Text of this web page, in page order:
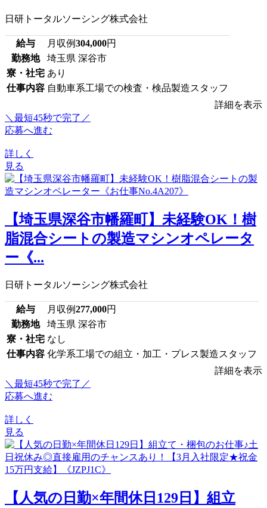
日研トータルソーシング株式会社
給与 月収例304,000円
勤務地
埼玉県 深谷市
寮・社宅 あり
仕事内容 自動車系工場での検査・検品製造スタッフ
詳細を表示
＼最短45秒で完了／
応募へ進む
詳しく
見る
【埼玉県深谷市幡羅町】未経験OK！樹
脂混合シートの製造マシンオペレータ
ー《...
日研トータルソーシング株式会社
給与 月収例277,000円
勤務地
埼玉県 深谷市
寮・社宅 なし
仕事内容 化学系工場での組立・加工・プレス製造スタッフ
詳細を表示
＼最短45秒で完了／
応募へ進む
詳しく
見る
【人気の日勤×年間休日129日】組立